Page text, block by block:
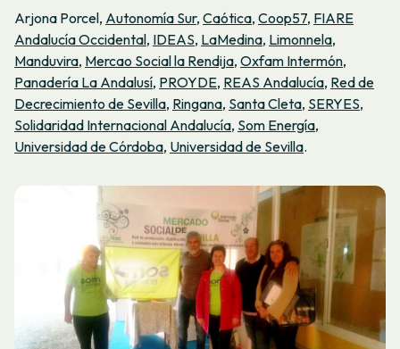
Arjona Porcel, Autonomía Sur, Caótica, Coop57, FIARE
Andalucía Occidental, IDEAS, LaMedina, Limonnela,
Manduvira, Mercao Social la Rendija, Oxfam Intermón,
Panadería La Andalusí, PROYDE, REAS Andalucía, Red de
Decrecimiento de Sevilla, Ringana, Santa Cleta, SERYES,
Solidaridad Internacional Andalucía, Som Energía,
Universidad de Córdoba, Universidad de Sevilla.